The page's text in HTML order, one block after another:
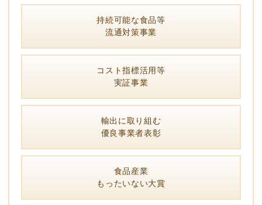
持続可能な食品等
流通対策事業
コスト指標活用等
実証事業
輸出に取り組む
優良事業者表彰
食品産業
もったいない大賞